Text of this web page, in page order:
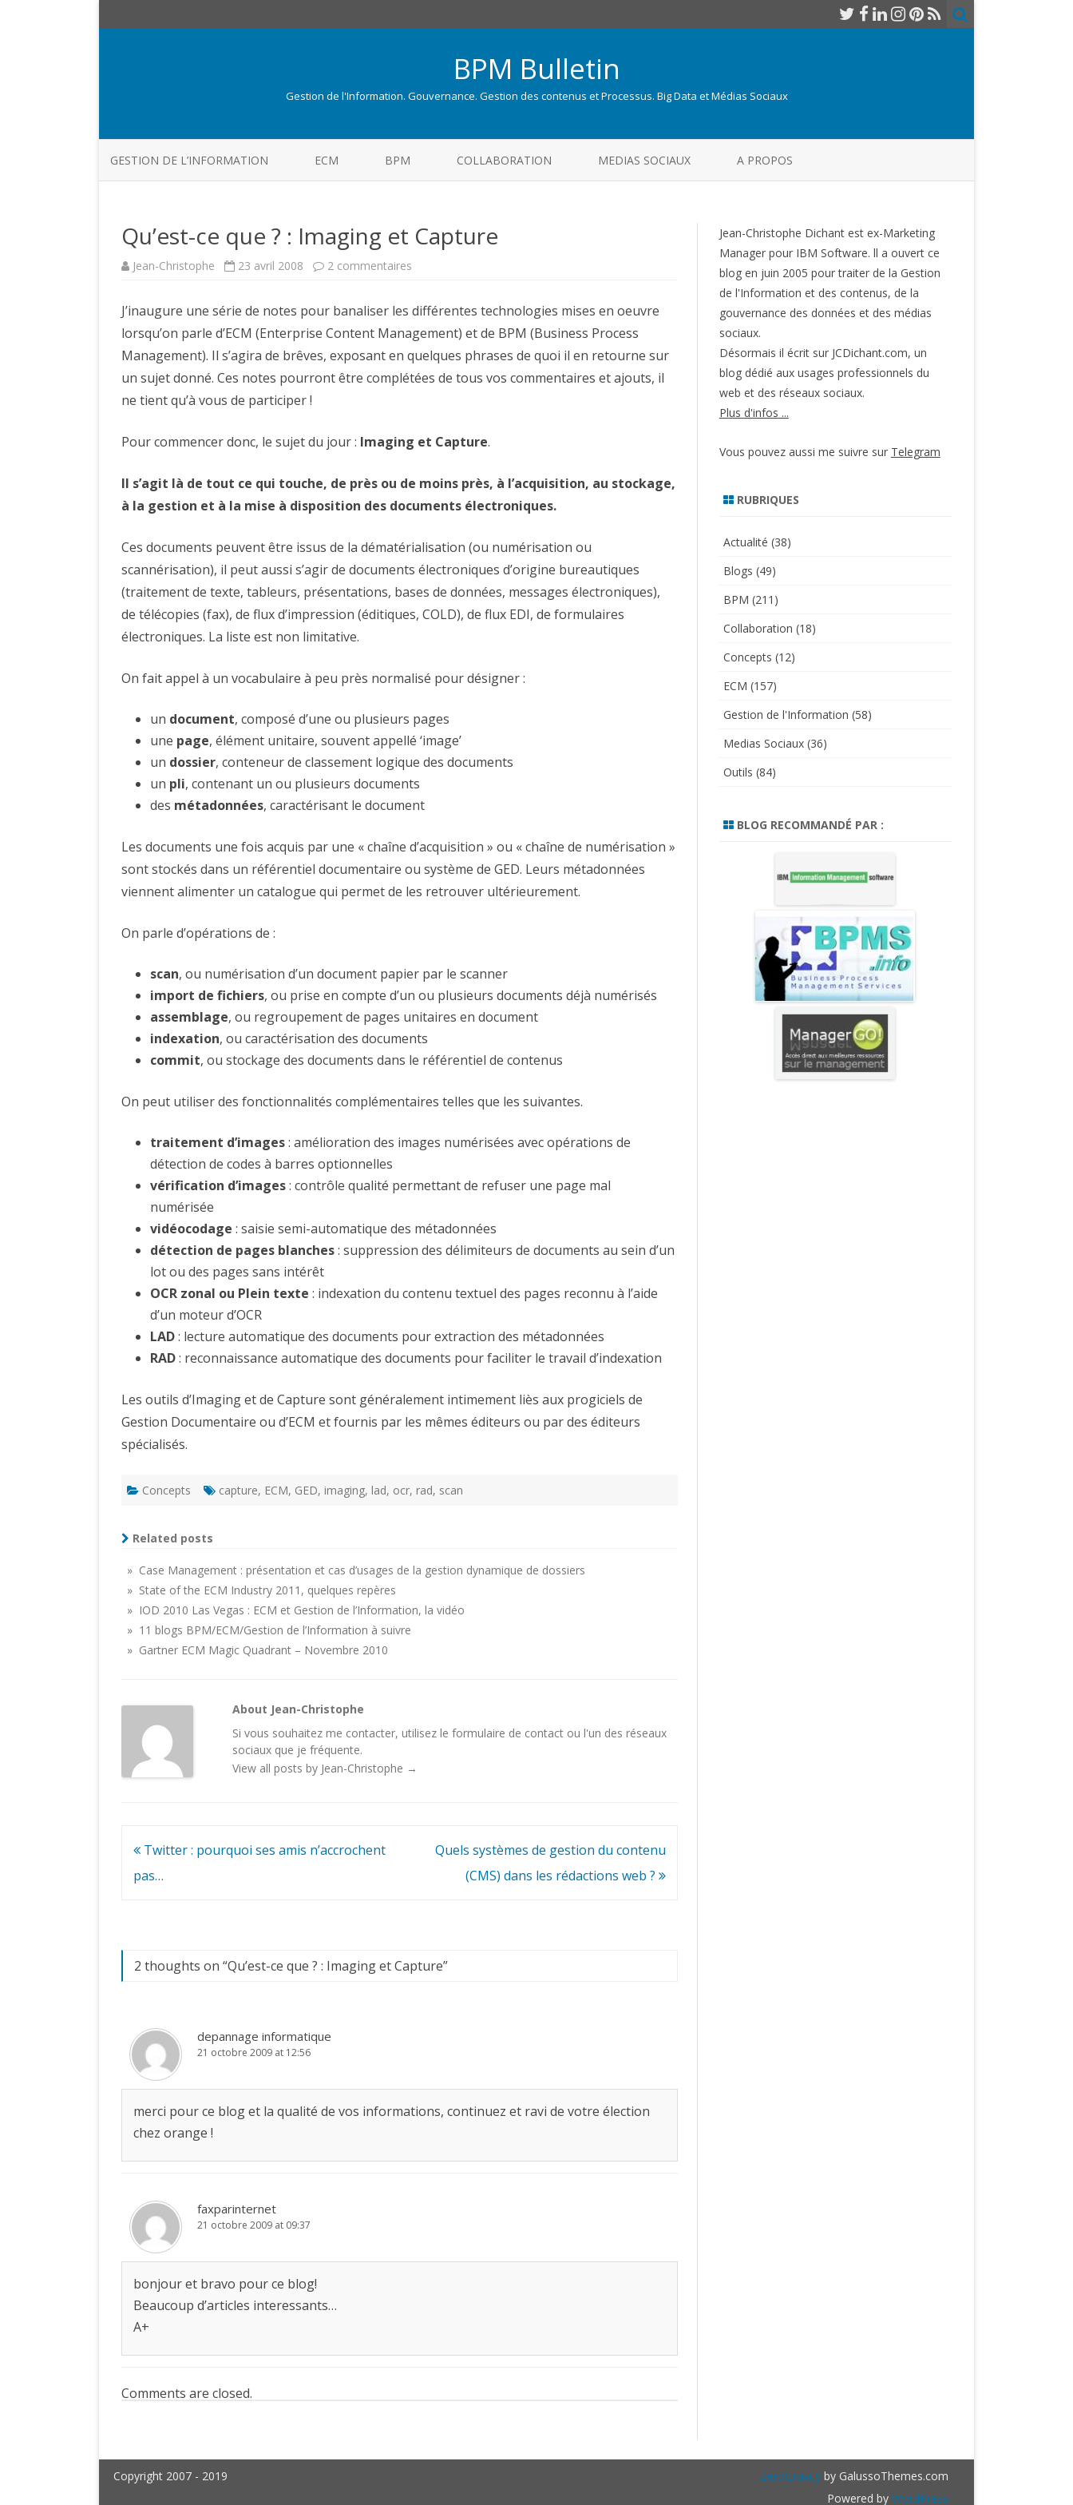
BPM Bulletin
Gestion de l'Information. Gouvernance. Gestion des contenus et Processus. Big Data et Médias Sociaux
to
GESTION DE L’INFORMATION ECM BPM COLLABORATION MEDIAS SOCIAUX A PROPOS
Qu’est-ce que ? : Imaging et Capture
Jean-Christophe 23 avril 2008 2 commentaires
?
Imaging
et
Capture
J’inaugure une série de notes pour banaliser les différentes technologies mises en oeuvre
lorsqu’on parle d’ECM (Enterprise Content Management) et de BPM (Business Process
Management). Il s’agira de brêves, exposant en quelques phrases de quoi il en retourne sur
un sujet donné. Ces notes pourront être complétées de tous vos commentaires et ajouts, il
ne tient qu’à vous de participer !
Pour commencer donc, le sujet du jour : Imaging et Capture.
Il s’agit là de tout ce qui touche, de près ou de moins près, à l’acquisition, au stockage,
à la gestion et à la mise à disposition des documents électroniques.
Ces documents peuvent être issus de la dématérialisation (ou numérisation ou
scannérisation), il peut aussi s’agir de documents électroniques d’origine bureautiques
(traitement de texte, tableurs, présentations, bases de données, messages électroniques),
de télécopies (fax), de flux d’impression (éditiques, COLD), de flux EDI, de formulaires
électroniques. La liste est non limitative.
On fait appel à un vocabulaire à peu près normalisé pour désigner :
un document, composé d’une ou plusieurs pages
une page, élément unitaire, souvent appellé ‘image’
un dossier, conteneur de classement logique des documents
un pli, contenant un ou plusieurs documents
des métadonnées, caractérisant le document
Les documents une fois acquis par une « chaîne d’acquisition » ou « chaîne de numérisation »
sont stockés dans un référentiel documentaire ou système de GED. Leurs métadonnées
viennent alimenter un catalogue qui permet de les retrouver ultérieurement.
On parle d’opérations de :
scan, ou numérisation d’un document papier par le scanner
import de fichiers, ou prise en compte d’un ou plusieurs documents déjà numérisés
assemblage, ou regroupement de pages unitaires en document
indexation, ou caractérisation des documents
commit, ou stockage des documents dans le référentiel de contenus
On peut utiliser des fonctionnalités complémentaires telles que les suivantes.
traitement d’images: amélioration des images numérisées avec opérations de
détection de codes à barres optionnelles
vérification d’images: contrôle qualité permettant de refuser une page mal
numérisée
vidéocodage : saisie semi-automatique des métadonnées
détection de pages blanches: suppression des délimiteurs de documents au sein d’un
lot ou des pages sans intérêt
OCR zonal ou Plein texte : indexation du contenu textuel des pages reconnu à l’aide
d’un moteur d’OCR
LAD: lecture automatique des documents pour extraction des métadonnées
RAD: reconnaissance automatique des documents pour faciliter le travail d’indexation
Les outils d’Imaging et de Capture sont généralement intimement liès aux progiciels de
Gestion Documentaire ou d’ECM et fournis par les mêmes éditeurs ou par des éditeurs
spécialisés.
Concepts capture, ECM, GED, imaging, lad, ocr, rad, scan
Related posts
» Case Management : présentation et cas d’usages de la gestion dynamique de dossiers
» State of the ECM Industry 2011, quelques repères
» IOD 2010 Las Vegas : ECM et Gestion de l’Information, la vidéo
» 11 blogs BPM/ECM/Gestion de l’Information à suivre
» Gartner ECM Magic Quadrant – Novembre 2010
About Jean-Christophe
Si vous souhaitez me contacter, utilisez leformulaire de contact ou l'un desréseaux
sociaux que je fréquente.
View all posts by Jean-Christophe →
Navigation
de
Twitter : pourquoi ses amis n’accrochent
pas…
Quels systèmes de gestion du contenu
(CMS) dans les rédactions web ?
2 thoughts on “Qu’est-ce que ? : Imaging et Capture”
depannage informatique
21 octobre 2009 at 12:56
merci pour ce blog et la qualité de vos informations, continuez et ravi de votre élection
chez orange !
faxparinternet
21 octobre 2009 at 09:37
bonjour et bravo pour ce blog!
Beaucoup d’articles interessants…
A+
Comments are closed.
Jean-Christophe Dichant est ex-Marketing
Manager pour IBM Software. ll a ouvert ce
blog en juin 2005 pour traiter de la Gestion
de l'Information et des contenus, de la
gouvernance des données et des médias
sociaux.
Désormais il écrit sur JCDichant.com, un
blog dédié aux usages professionnels du
web et des réseaux sociaux.
Plus d'infos ...
Vous pouvez aussi me suivre sur Telegram
RUBRIQUES
Actualité (38)
Blogs (49)
BPM (211)
Collaboration (18)
Concepts (12)
ECM (157)
Gestion de l'Information (58)
Medias Sociaux(36)
Outils (84)
BLOG RECOMMANDÉ PAR :
Copyright 2007 - 2019 ZeroGravity by GalussoThemes.com
Powered by WordPress